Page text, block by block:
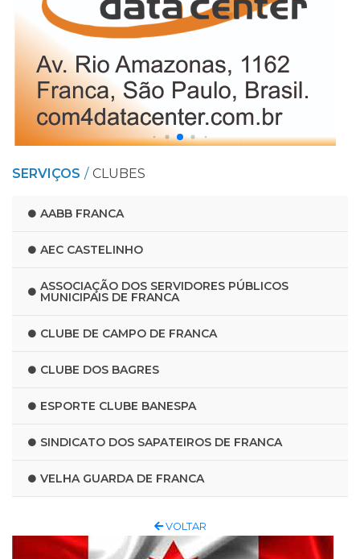
SERVIÇOS CLUBES
AABB FRANCA
AEC CASTELINHO
ASSOCIAÇÃO DOS SERVIDORES PÚBLICOS
MUNICIPAIS DE FRANCA
CLUBE DE CAMPO DE FRANCA
CLUBE DOS BAGRES
ESPORTE CLUBE BANESPA
SINDICATO DOS SAPATEIROS DE FRANCA
VELHA GUARDA DE FRANCA
VOLTAR